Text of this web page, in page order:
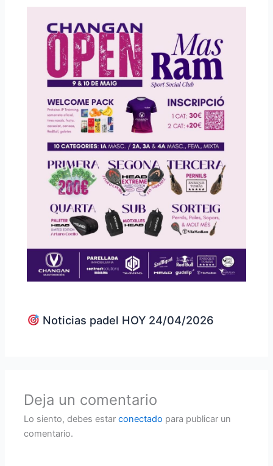
Noticias padel HOY 24/04/2026
Deja un comentario
Lo siento, debes estarconectado para publicar un
comentario.